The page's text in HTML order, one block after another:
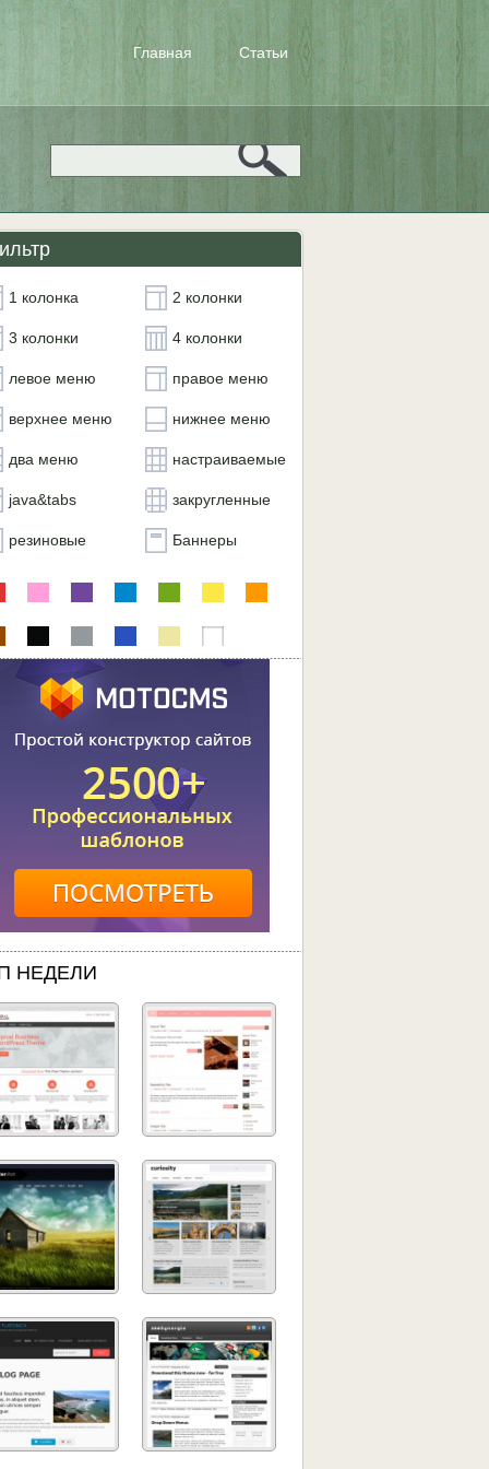
Главная Статьи
1 колонка 2 колонки
3 колонки 4 колонки
левое меню правое меню
верхнее меню нижнее меню
два меню настраиваемые
java&tabs закругленные
резиновые Баннеры
НЕДЕЛИ